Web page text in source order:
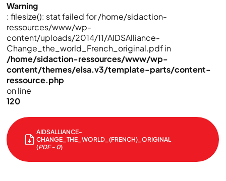
Warning
: filesize(): stat failed for /home/sidaction-
ressources/www/wp-
content/uploads/2014/11/AIDSAlliance-
Change_the_world_French_original.pdf in
/home/sidaction-ressources/www/wp-
content/themes/elsa.v3/template-parts/content-
ressource.php
on line
120
AIDSALLIANCE-
CHANGE_THE_WORLD_(FRENCH)_ORIGINAL
(PDF - 0)